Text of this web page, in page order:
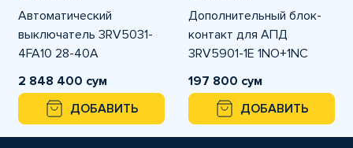
Автоматический
выключатель 3RV5031-
4FA10 28-40A
2 848 400 сум
ДОБАВИТЬ
Дополнительный блок-
контакт для АПД
3RV5901-1E 1NO+1NC
197 800 сум
ДОБАВИТЬ